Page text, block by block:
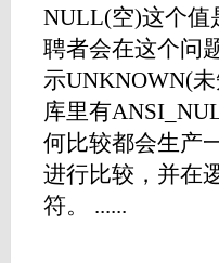
NULL(空)这个值
聘者会在这个
示UNKNOWN(
库里有
何比较都会生产
进行比较，并在
符。 ......